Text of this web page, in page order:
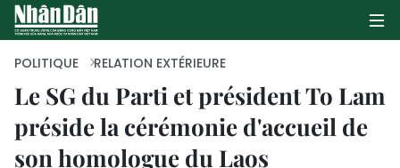
PAGE D'ACCUEIL
POLITIQUE RELATION EXTÉRIEURE
Le SG du Parti et président To Lam
préside la cérémonie d'accueil de
son homologue du Laos